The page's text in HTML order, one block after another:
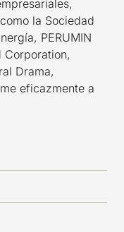
la Sociedad
PERUMIN
Corporation,
Drama,
eficazmente a